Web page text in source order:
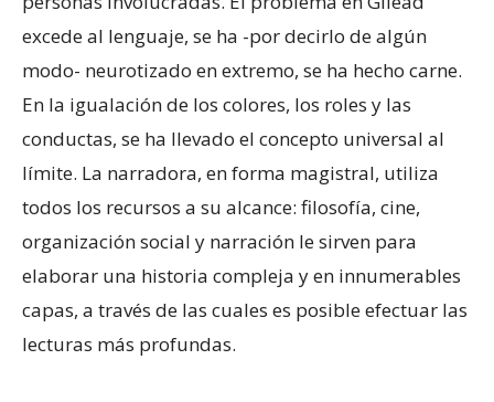
excede al lenguaje, se ha -por decirlo de algún
modo- neurotizado en extremo, se ha hecho carne.
En la igualación de los colores, los roles y las
conductas, se ha llevado el concepto universal al
límite. La narradora, en forma magistral, utiliza
todos los recursos a su alcance: filosofía, cine,
organización social y narración le sirven para
elaborar una historia compleja y en innumerables
capas, a través de las cuales es posible efectuar las
lecturas más profundas.